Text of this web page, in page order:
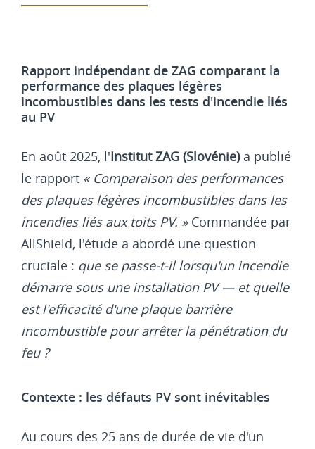
Rapport indépendant de ZAG comparant la
performance des plaques légères
incombustibles dans les tests d'incendie liés
au PV
En août 2025, l'Institut ZAG (Slovénie)a publié
le rapport « Comparaison des performances
des plaques légères incombustibles dans les
incendies liés aux toits PV. »Commandée par
AllShield, l'étude a abordé une question
cruciale : que se passe-t-il lorsqu'un incendie
démarre sous une installation PV — et quelle
est l'efficacité d'une plaque barrière
incombustible pour arrêter la pénétration du
feu ?
Contexte : les défauts PV sont inévitables
Au cours des 25 ans de durée de vie d'un